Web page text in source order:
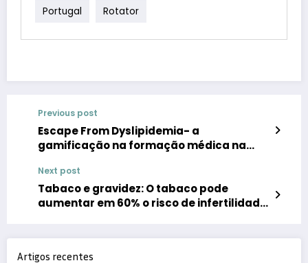
Portugal Rotator
Previous post
Escape From Dyslipidemia- a
gamificação na formação médica na
Next post
Tabaco e gravidez: O tabaco pode
aumentar em 60% o risco de infertilidade
Artigos recentes